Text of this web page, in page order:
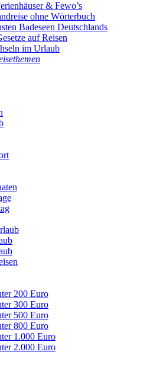
& Fewo’s
ohne Wörterbuch
Badeseen Deutschlands
auf Reisen
im Urlaub
200 Euro
300 Euro
500 Euro
800 Euro
1.000 Euro
2.000 Euro